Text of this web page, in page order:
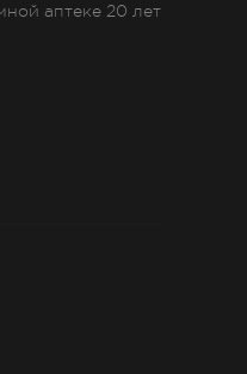
аптеке 20 лет